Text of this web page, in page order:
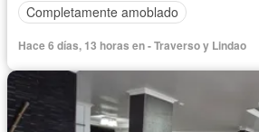
Completamente amoblado
Hace 6 días, 13 horas en - Traverso y Lindao